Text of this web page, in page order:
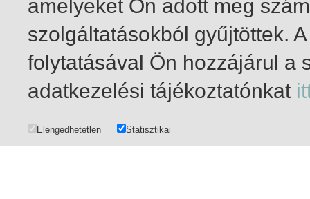
1-20 / total 28 hit
amelyeket Ön adott meg
szolgáltatásokból gyűjtöttek.
folytatásával Ön hozzájárul a
adatkezelési tájékoztatónkat
Elengedhetetlen Statisztikai